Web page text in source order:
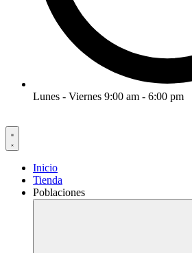
Lunes - Viernes 9:00 am - 6:00 pm
Inicio
Tienda
Poblaciones